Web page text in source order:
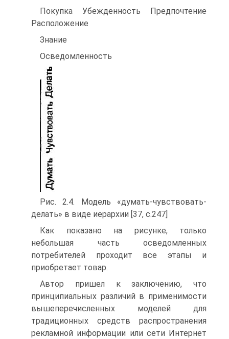
Покупка Убежденность Предпочтение
Расположение
Знание
Осведомленность
Рис. 2.4. Модель «думать-чувствовать-
делать» в виде иерархии [37, с.247]
Как показано на рисунке, только
небольшая часть осведомленных
потребителей проходит все этапы и
приобретает товар.
Автор пришел к заключению, что
принципиальных различий в применимости
вышеперечисленных моделей для
традиционных средств распространения
рекламной информации или сети Интернет